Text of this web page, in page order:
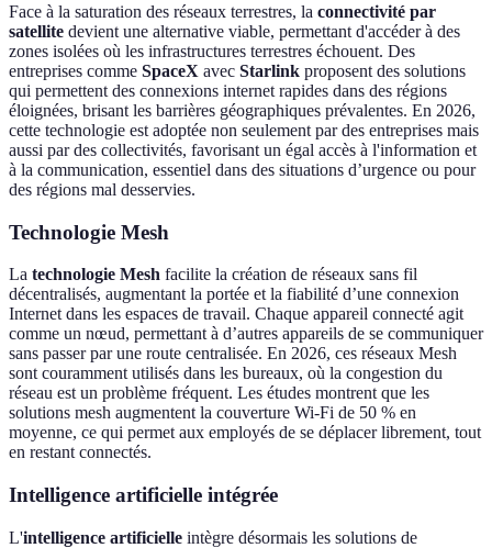
Face à la saturation des réseaux terrestres, la connectivité par
satellite devient une alternative viable, permettant d'accéder à des
zones isolées où les infrastructures terrestres échouent. Des
entreprises comme SpaceX avec Starlink proposent des solutions
qui permettent des connexions internet rapides dans des régions
éloignées, brisant les barrières géographiques prévalentes. En 2026,
cette technologie est adoptée non seulement par des entreprises mais
aussi par des collectivités, favorisant un égal accès à l'information et
à la communication, essentiel dans des situations d’urgence ou pour
des régions mal desservies.
Technologie Mesh
La technologie Mesh facilite la création de réseaux sans fil
décentralisés, augmentant la portée et la fiabilité d’une connexion
Internet dans les espaces de travail. Chaque appareil connecté agit
comme un nœud, permettant à d’autres appareils de se communiquer
sans passer par une route centralisée. En 2026, ces réseaux Mesh
sont couramment utilisés dans les bureaux, où la congestion du
réseau est un problème fréquent. Les études montrent que les
solutions mesh augmentent la couverture Wi-Fi de 50 % en
moyenne, ce qui permet aux employés de se déplacer librement, tout
en restant connectés.
Intelligence artificielle intégrée
L'intelligence artificielle intègre désormais les solutions de